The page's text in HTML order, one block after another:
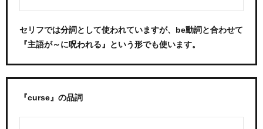
セリフでは分詞として使われていますが、be動詞と合わせて
『主語が～に呪われる』という形でも使います。
『curse』の品詞